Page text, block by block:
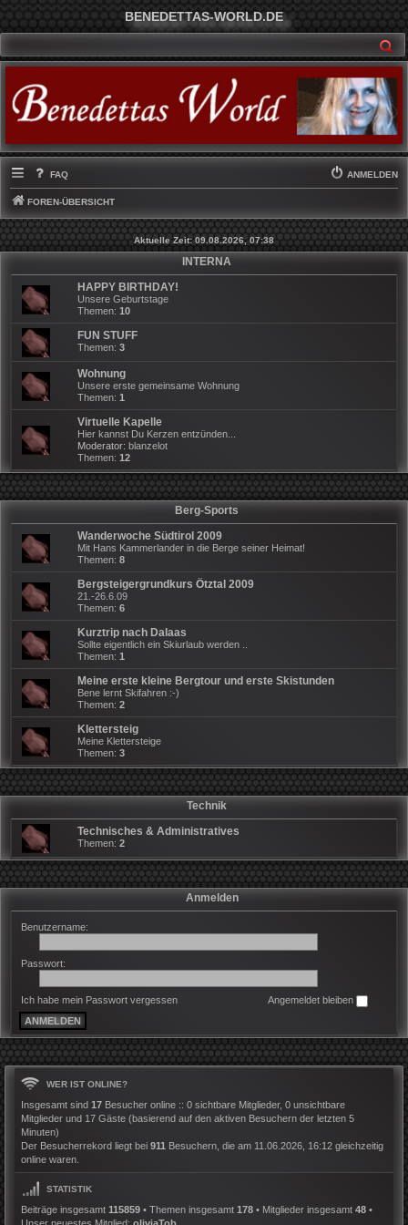
BENEDETTAS-WORLD.DE
FAQ ANMELDEN
FOREN-ÜBERSICHT
Aktuelle Zeit: 09.08.2026, 07:38
INTERNA
HAPPY BIRTHDAY!
Unsere Geburtstage
Themen: 10
FUN STUFF
Themen: 3
Wohnung
Unsere erste gemeinsame Wohnung
Themen: 1
Virtuelle Kapelle
Hier kannst Du Kerzen entzünden...
Moderator: blanzelot
Themen: 12
Berg-Sports
Wanderwoche Südtirol 2009
Mit Hans Kammerlander in die Berge seiner Heimat!
Themen: 8
Bergsteigergrundkurs Ötztal 2009
21.-26.6.09
Themen: 6
Kurztrip nach Dalaas
Sollte eigentlich ein Skiurlaub werden ..
Themen: 1
Meine erste kleine Bergtour und erste Skistunden
Bene lernt Skifahren :-)
Themen: 2
Klettersteig
Meine Klettersteige
Themen: 3
Technik
Technisches & Administratives
Themen: 2
Anmelden
Benutzername:
Passwort:
Ich habe mein Passwort vergessen Angemeldet bleiben
WER IST ONLINE?
Insgesamt sind 17 Besucher online :: 0 sichtbare Mitglieder, 0 unsichtbare
Mitglieder und 17 Gäste (basierend auf den aktiven Besuchern der letzten 5
Minuten)
Der Besucherrekord liegt bei 911 Besuchern, die am 11.06.2026, 16:12 gleichzeitig
online waren.
STATISTIK
Beiträge insgesamt 115859 • Themen insgesamt 178 • Mitglieder insgesamt 48 •